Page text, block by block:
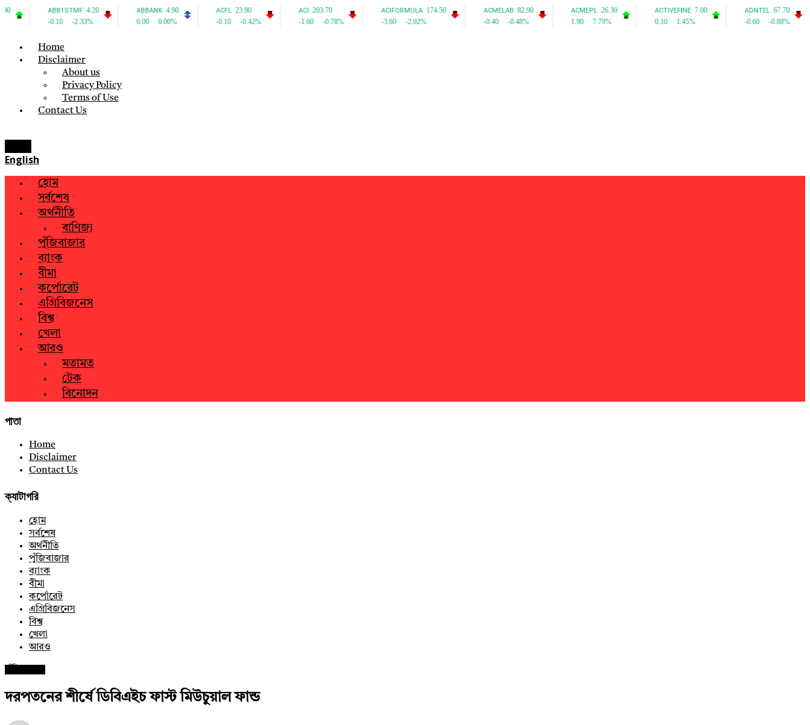
Home
Disclaimer
About us
Privacy Policy
Terms of Use
Contact Us
English
হোম
সর্বশেষ
অর্থনীতি
বাণিজ্য
পুঁজিবাজার
ব্যাংক
বীমা
কর্পোরেট
এগ্রিবিজনেস
বিশ্ব
খেলা
আরও
মতামত
টেক
বিনোদন
পাতা
Home
Disclaimer
Contact Us
ক্যাটাগরি
হোম
সর্বশেষ
অর্থনীতি
পুঁজিবাজার
ব্যাংক
বীমা
কর্পোরেট
এগ্রিবিজনেস
বিশ্ব
খেলা
আরও
দরপতনের শীর্ষে ডিবিএইচ ফাস্ট মিউচুয়াল ফান্ড